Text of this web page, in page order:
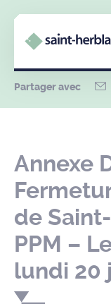
Partager avec
Annexe
de
PPM –
lundi 20